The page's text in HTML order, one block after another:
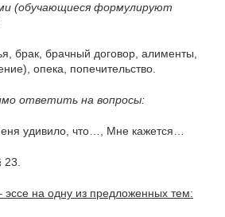
(обучающиеся формулируют
брак, брачный договор, алименты,
опека, попечительство.
ответить на вопросы:
удивило, что…, Мне кажется…
23.
эссе на одну из предложенных тем: